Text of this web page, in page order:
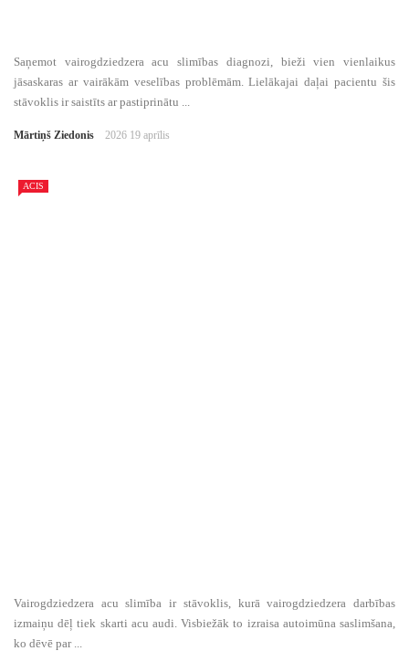
Saņemot vairogdziedzera acu slimības diagnozi, bieži vien vienlaikus
jāsaskaras ar vairākām veselības problēmām. Lielākajai daļai pacientu šis
stāvoklis ir saistīts ar pastiprinātu ...
Mārtiņš Ziedonis 2026 19 aprīlis
ACIS
Vairogdziedzera acu slimība ir stāvoklis, kurā vairogdziedzera darbības
izmaiņu dēļ tiek skarti acu audi. Visbiežāk to izraisa autoimūna saslimšana,
ko dēvē par ...